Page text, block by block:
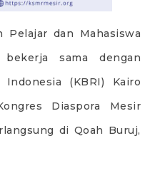
Pelajar dan Mahasiswa
sama dengan
(KBRI) Kairo
Diaspora Mesir
di Qoah Buruj,